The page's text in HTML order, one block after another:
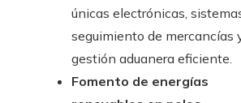
únicas electrónicas,
seguimiento de mercancías
gestión aduanera eficiente.
Fomento de energías